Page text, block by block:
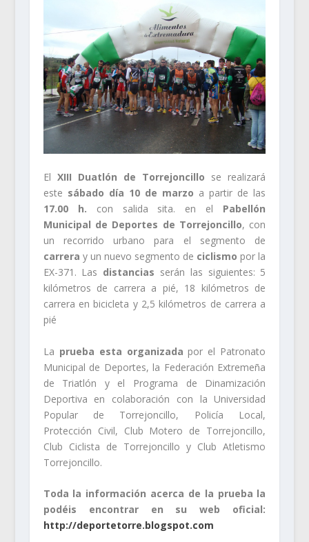
El XIII Duatlón de Torrejoncillo se realizará
este sábado día 10 de marzo a partir de las
17.00 h. con salida sita. en el Pabellón
Municipal de Deportes de Torrejoncillo, con
un recorrido urbano para el segmento de
carrera y un nuevo segmento de ciclismo por la
EX-371. Las distancias serán las siguientes: 5
kilómetros de carrera a pié, 18 kilómetros de
carrera en bicicleta y 2,5 kilómetros de carrera a
pié
La prueba esta organizada por el Patronato
Municipal de Deportes, la Federación Extremeña
de Triatlón y el Programa de Dinamización
Deportiva en colaboración con la Universidad
Popular de Torrejoncillo, Policía Local,
Protección Civil, Club Motero de Torrejoncillo,
Club Ciclista de Torrejoncillo y Club Atletismo
Torrejoncillo.
Toda la información acerca de la prueba la
podéis encontrar en su web oficial:
http://deportetorre.blogspot.com